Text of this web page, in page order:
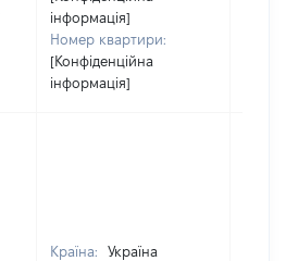
інформація]
Номер квартири:
[Конфіденційна
інформація]
Країна:
Україна